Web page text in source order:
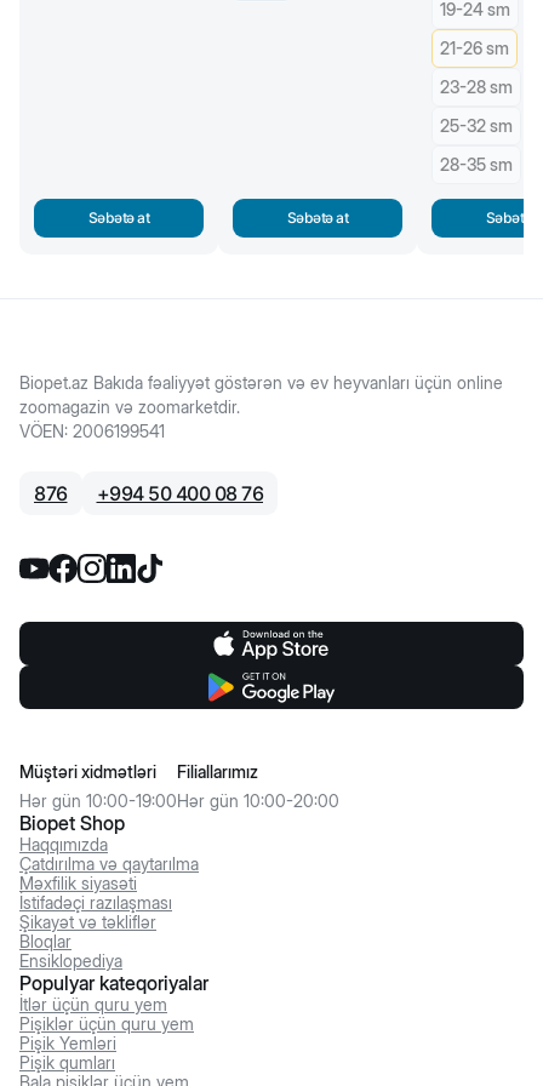
Səbətə at Səbətə at
19-24 sm
21-26 sm
23-28 sm
25-32 sm
28-35 sm
Səbətə
Biopet.az Bakıda fəaliyyət göstərən və ev heyvanları üçün online
zoomagazin və zoomarketdir.
VÖEN: 2006199541
876 +994 50 400 08 76
Biopet Shop
Haqqımızda
Çatdırılma və qaytarılma
Məxfilik siyasəti
İstifadəçi razılaşması
Şikayət və təkliflər
Bloqlar
Ensiklopediya
Müştəri xidmətləri
Hər gün 10:00-19:00
Filiallarımız
Hər gün 10:00-20:00
Populyar kateqoriyalar
İtlər üçün quru yem
Pişiklər üçün quru yem
Pişik Yemləri
Pişik qumları
Bala pişiklər üçün yem